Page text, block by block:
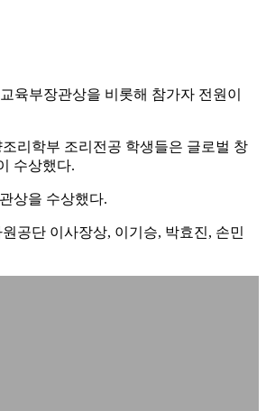
육부장관상을 비롯해 참가자 전원이
리학부 조리전공 학생들은 글로벌 창
수상했다.
상을 수상했다.
공단 이사장상, 이기승, 박효진, 손민